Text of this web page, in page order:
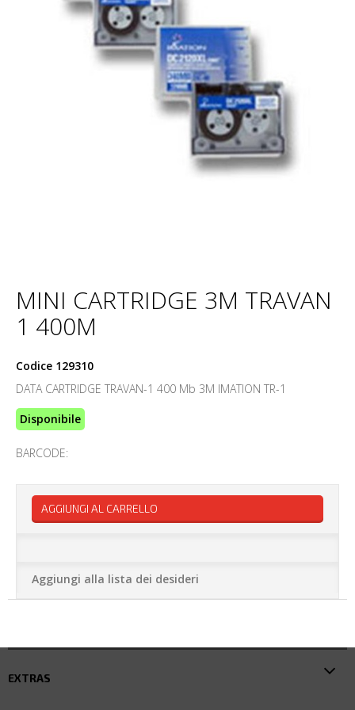
MINI CARTRIDGE 3M TRAVAN
1 400M
Codice 129310
DATA CARTRIDGE TRAVAN-1 400 Mb 3M IMATION TR-1
Disponibile
BARCODE:
AGGIUNGI AL CARRELLO
Aggiungi alla lista dei desideri
EXTRAS